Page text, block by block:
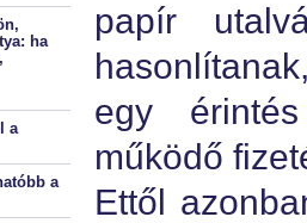
ha
a
a
papír
egy
működő
Ettől